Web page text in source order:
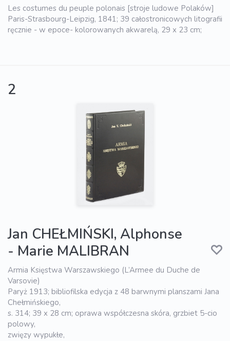
Les costumes du peuple polonais [stroje ludowe Polaków]
Paris-Strasbourg-Leipzig, 1841; 39 całostronicowych litografii
ręcznie - w epoce- kolorowanych akwarelą, 29 x 23 cm;
2
Jan CHEŁMIŃSKI, Alphonse
- Marie MALIBRAN
Armia Księstwa Warszawskiego (L’Armee du Duche de
Varsovie)
Paryż 1913; bibliofilska edycja z 48 barwnymi planszami Jana
Chełmińskiego,
s. 314; 39 x 28 cm; oprawa współczesna skóra, grzbiet 5-cio
polowy,
zwięzy wypukłe,